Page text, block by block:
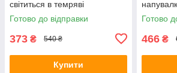
світиться в темряві
Готово до відправки
373 ₴ 540 ₴
Купити
Готово
466 ₴